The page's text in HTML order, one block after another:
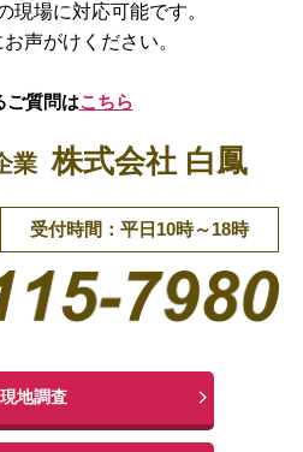
現場に対応可能です。
声がけください。
ご質問はこちら
業 株式会社 白鳳
受付時間：平日10時～18時
現地調査